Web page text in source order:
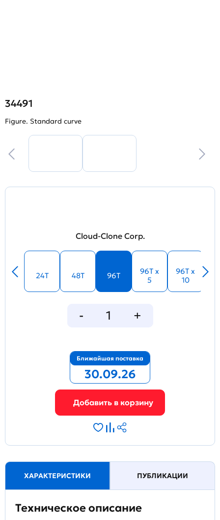
34491
Figure. Standard curve
Cloud-Clone Corp.
24T 48T 96T
96T x
5
96T x
10
Ближайшая поставка
30.09.26
ХАРАКТЕРИСТИКИ ПУБЛИКАЦИИ
Техническое описание